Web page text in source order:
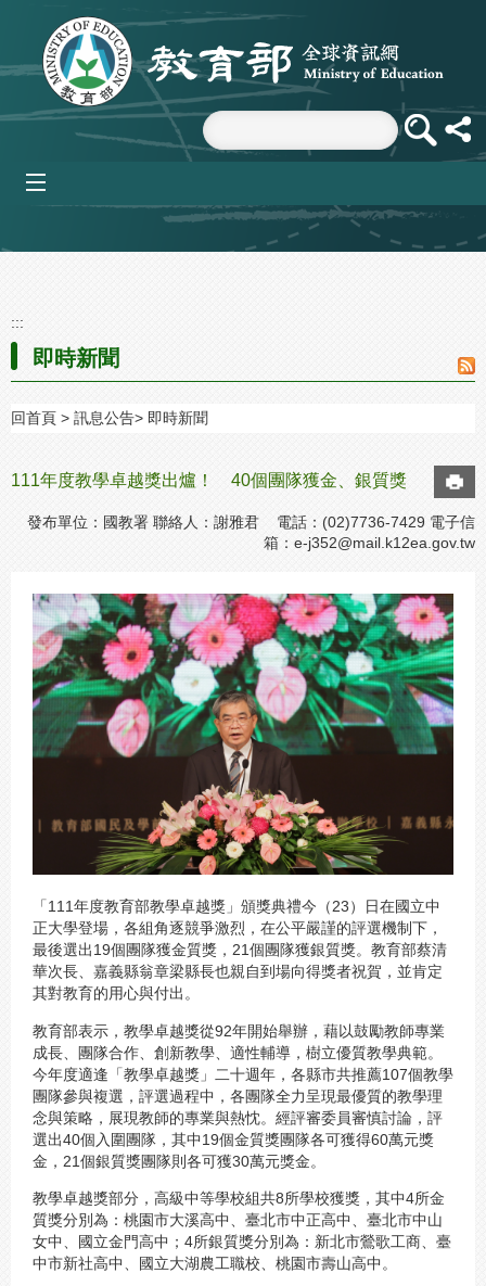
跳到主要內容區塊
:::
即時新聞
回首頁 訊息公告 即時新聞
111年度教學卓越獎出爐！ 40個團隊獲金、銀質獎
發布單位：國教署 聯絡人：謝雅君 電話：(02)7736-7429 電子信
箱： e-j352@mail.k12ea.gov.tw
「111年度教育部教學卓越獎」頒獎典禮今（23）日在國立中
正大學登場，各組角逐競爭激烈，在公平嚴謹的評選機制下，
最後選出19個團隊獲金質獎，21個團隊獲銀質獎。教育部蔡清
華次長、嘉義縣翁章梁縣長也親自到場向得獎者祝賀，並肯定
其對教育的用心與付出。
教育部表示，教學卓越獎從92年開始舉辦，藉以鼓勵教師專業
成長、團隊合作、創新教學、適性輔導，樹立優質教學典範。
今年度適逢「教學卓越獎」二十週年，各縣市共推薦107個教學
團隊參與複選，評選過程中，各團隊全力呈現最優質的教學理
念與策略，展現教師的專業與熱忱。經評審委員審慎討論，評
選出40個入圍團隊，其中19個金質獎團隊各可獲得60萬元獎
金，21個銀質獎團隊則各可獲30萬元獎金。
教學卓越獎部分，高級中等學校組共8所學校獲獎，其中4所金
質獎分別為：桃園市大溪高中、臺北市中正高中、臺北市中山
女中、國立金門高中；4所銀質獎分別為：新北市鶯歌工商、臺
中市新社高中、國立大湖農工職校、桃園市壽山高中。